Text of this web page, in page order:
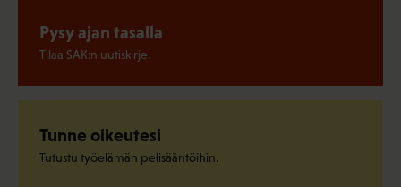
Pysy ajan tasalla
Tilaa SAK:n uutiskirje.
Tunne oikeutesi
Tutustu työelämän pelisääntöihin.